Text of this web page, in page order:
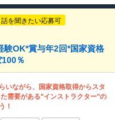
話を聞きたい応募可
験OK*賞与年2回*国家資格
％
いながら、国家資格取得からスタ
需要がある"インストラクター"の
！